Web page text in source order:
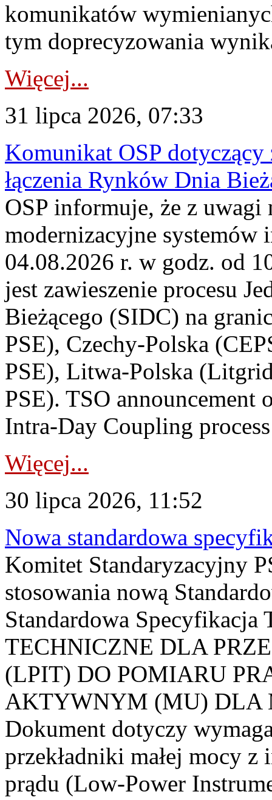
komunikatów
tym doprecyzowania
Więcej...
31 lipca 2026, 07:33
Komunikat OSP dotyczący
łączenia Rynków Dnia
OSP informuje, że z uwagi
modernizacyjne
04.08.2026 r. w godz. od
jest zawieszenie procesu
Bieżącego (SIDC) na
PSE), Czechy-Polska
PSE), Litwa-Polska
PSE). TSO announcement
Intra-Day Coupling
Więcej...
30 lipca 2026, 11:52
Nowa standardowa
Komitet Standaryzacyjny
stosowania nową
Standardowa
TECHNICZNE DLA
(LPIT) DO POMIARU
AKTYWNYM (MU) DLA
Dokument dotyczy
przekładniki małej mocy
prądu (Low-Power